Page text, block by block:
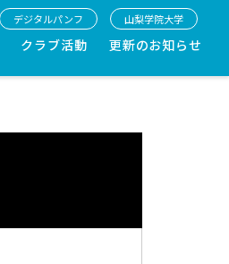
デジタルパンフ 山梨学院大学
クラブ活動 更新のお知らせ